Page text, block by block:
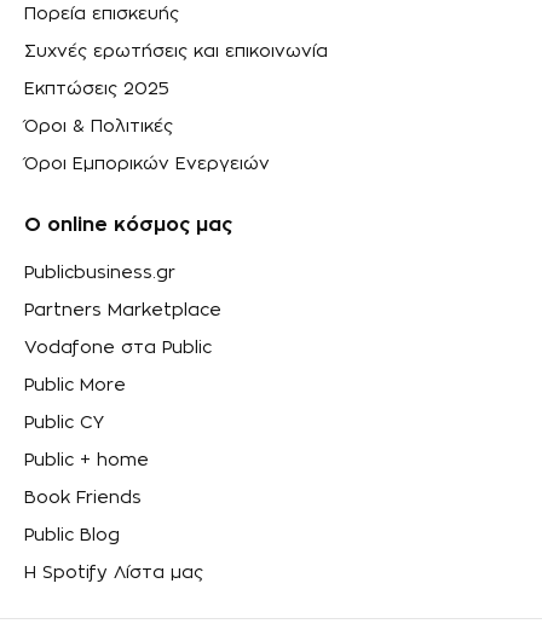
Πορεία επισκευής
Συχνές ερωτήσεις και επικοινωνία
Εκπτώσεις 2025
Όροι & Πολιτικές
Όροι Εμπορικών Ενεργειών
Ο online κόσμος μας
Publicbusiness.gr
Partners Marketplace
Vodafone στα Public
Public More
Public CY
Public + home
Book Friends
Public Blog
Η Spotify Λίστα μας